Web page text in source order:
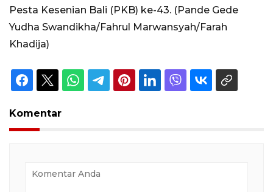
Pesta Kesenian Bali (PKB) ke-43. (Pande Gede
Yudha Swandikha/Fahrul Marwansyah/Farah
Khadija)
Komentar